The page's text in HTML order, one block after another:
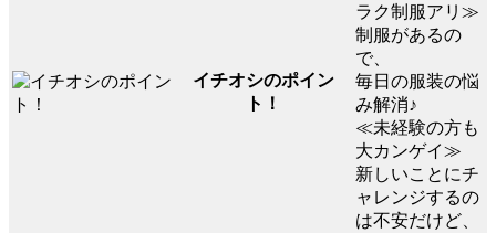
イチオシのポイン
ト！
ラク制服アリ≫
制服があるの
で、
毎日の服装の悩
み解消♪
≪未経験の方も
大カンゲイ≫
新しいことにチ
ャレンジするの
は不安だけど、